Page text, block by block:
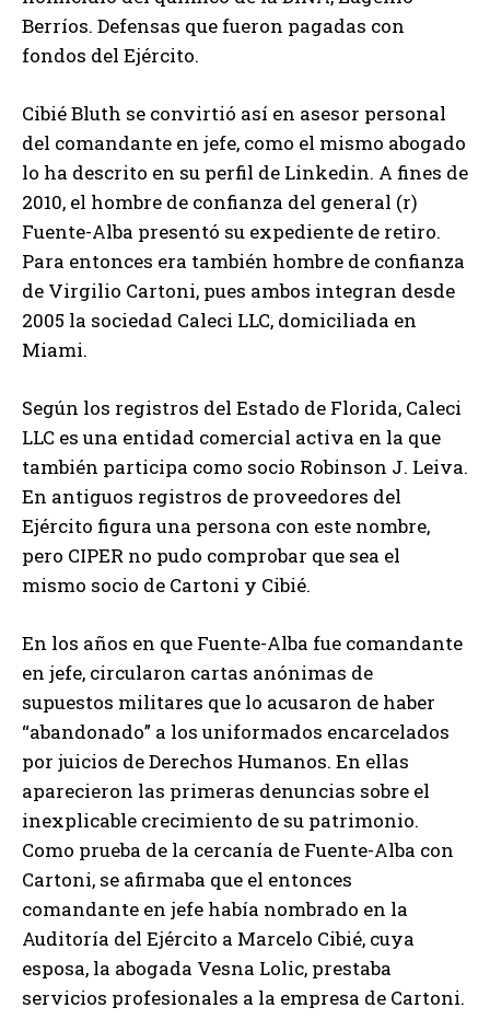
Berríos. Defensas que fueron pagadas con
fondos del Ejército.
Cibié Bluth se convirtió así en asesor personal
del comandante en jefe, como el mismo abogado
lo ha descrito en su perfil de Linkedin. A fines de
2010, el hombre de confianza del general (r)
Fuente-Alba presentó su expediente de retiro.
Para entonces era también hombre de confianza
de Virgilio Cartoni, pues ambos integran desde
2005 la sociedad Caleci LLC, domiciliada en
Miami.
Según los registros del Estado de Florida, Caleci
LLC es una entidad comercial activa en la que
también participa como socio Robinson J. Leiva.
En antiguos registros de proveedores del
Ejército figura una persona con este nombre,
pero CIPER no pudo comprobar que sea el
mismo socio de Cartoni y Cibié.
En los años en que Fuente-Alba fue comandante
en jefe, circularon cartas anónimas de
supuestos militares que lo acusaron de haber
“abandonado” a los uniformados encarcelados
por juicios de Derechos Humanos. En ellas
aparecieron las primeras denuncias sobre el
inexplicable crecimiento de su patrimonio.
Como prueba de la cercanía de Fuente-Alba con
Cartoni, se afirmaba que el entonces
comandante en jefe había nombrado en la
Auditoría del Ejército a Marcelo Cibié, cuya
esposa, la abogada Vesna Lolic, prestaba
servicios profesionales a la empresa de Cartoni.